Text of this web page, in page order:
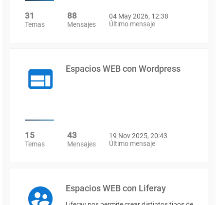
31
Temas
88
Mensajes
04 May 2026, 12:38
Último mensaje
Espacios WEB con Wordpress
15
Temas
43
Mensajes
19 Nov 2025, 20:43
Último mensaje
Espacios WEB con Liferay